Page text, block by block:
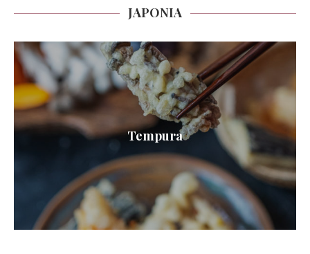
JAPONIA
Tempura